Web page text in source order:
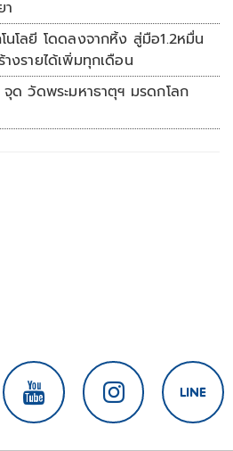
นโลยี โดดลงจากหิ้ง สู่มือ1.2หมื่น
างรายได้เพิ่มทุกเดือน
ด วัดพระมหาธาตุฯ มรดกโลก